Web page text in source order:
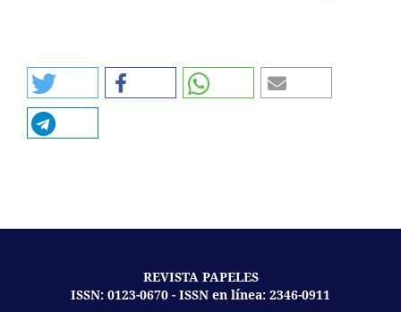
REVISTA PAPELES
ISSN: 0123-0670 - ISSN en línea: 2346-0911